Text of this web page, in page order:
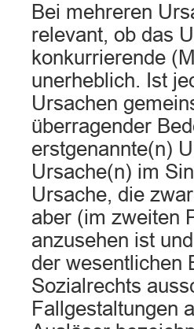
Bei mehreren
relevant, ob das
konkurrierende
unerheblich. Ist
Ursachen
überragender
erstgenannte(n)
Ursache(n) im
Ursache, die
aber (im zweiten
anzusehen ist
der wesentlichen
Sozialrechts
Fallgestaltungen